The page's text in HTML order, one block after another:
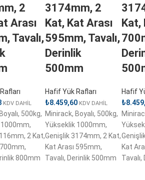
2
Arası
Tavalı,
KDV DAHİL
500kg,
2 Kat,
800mm
3174mm, 2
Kat, Kat Arası
595mm, Tavalı,
Derinlik
500mm
Hafif Yük Rafları
₺8.459,60 KDV DAHİL
Minirack, Boyalı, 500kg,
Yükseklik 1000mm,
Genişlik 3174mm, 2 Kat,
Kat Arası 595mm,
Tavalı, Derinlik 500mm
Kat,
Hafif
₺
Kat